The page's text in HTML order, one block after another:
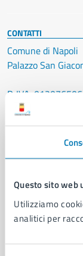
Questo sito web
Utilizziamo
analitici per
CONTATTI
Comune di Napoli
Palazzo San
P. IVA:
CF: 80014890638
Centralino unico:
Leggi le FAQ
Prenotazione